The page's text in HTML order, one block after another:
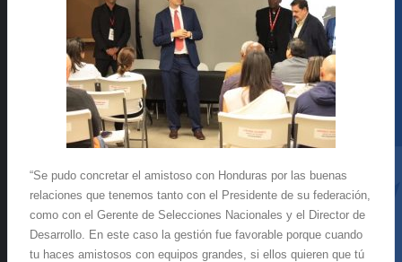
“Se pudo concretar el amistoso con Honduras por las buenas
relaciones que tenemos tanto con el Presidente de su federación,
como con el Gerente de Selecciones Nacionales y el Director de
Desarrollo. En este caso la gestión fue favorable porque cuando
tu haces amistosos con equipos grandes, si ellos quieren que tú